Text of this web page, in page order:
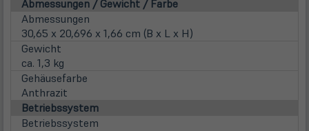
Abmessungen / Gewicht / Farbe
Abmessungen
30,65 x 20,696 x 1,66 cm (B x L x H)
Gewicht
ca. 1,3 kg
Gehäusefarbe
Anthrazit
Betriebssystem
Betriebssystem